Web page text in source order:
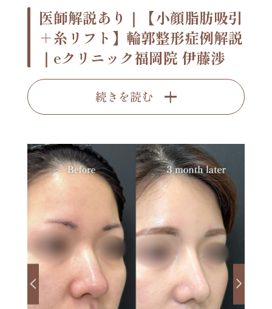
医師解説あり｜【小顔脂肪吸引
＋糸リフト】輪郭整形症例解説
｜eクリニック福岡院 伊藤渉
続きを読む